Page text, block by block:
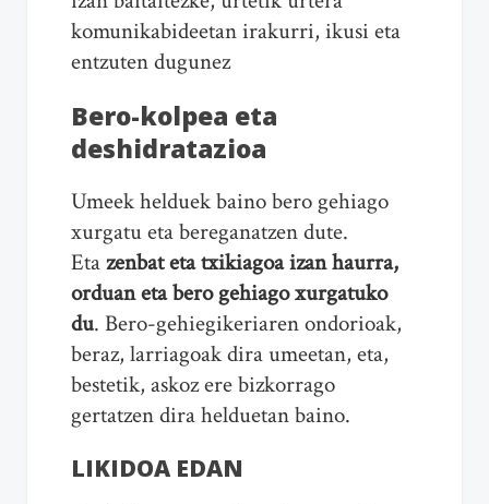
komunikabideetan irakurri, ikusi eta
entzuten dugunez
Bero-kolpea eta
deshidratazioa
Umeek helduek baino bero gehiago
xurgatu eta bereganatzen dute.
Etazenbat eta txikiagoa izan haurra,
orduan eta bero gehiago xurgatuko
du. Bero-gehiegikeriaren ondorioak,
beraz, larriagoak dira umeetan, eta,
bestetik, askoz ere bizkorrago
gertatzen dira helduetan baino.
LIKIDOA EDAN